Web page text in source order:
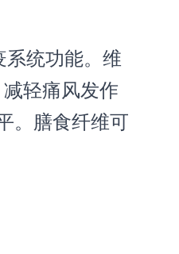
统功能。维
轻痛风发作
。膳食纤维可